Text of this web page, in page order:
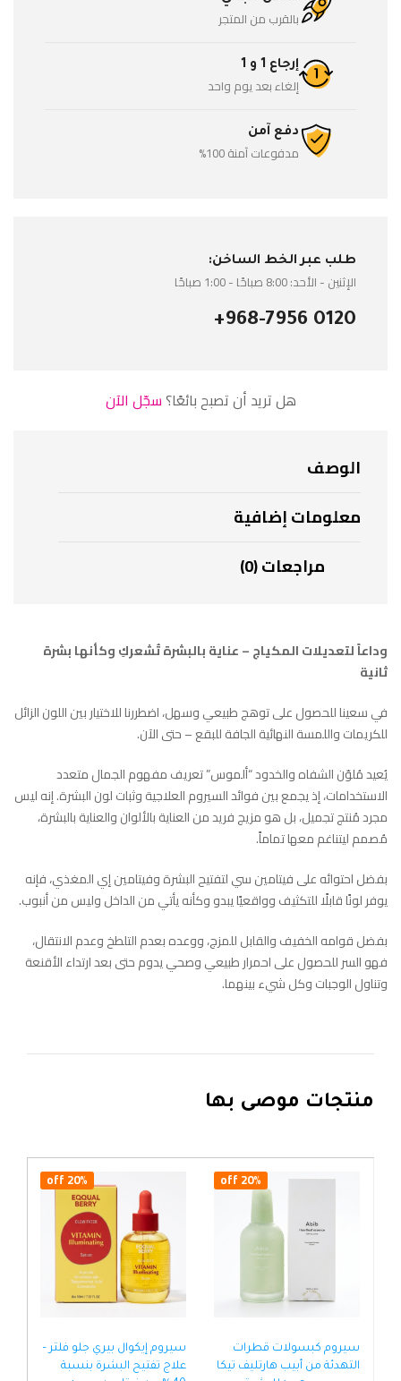
بالقرب من المتجر
إرجاع 1 و 1
إلغاء بعد يوم واحد
دفع آمن
مدفوعات آمنة 100%
طلب عبر الخط الساخن:
الإثنين - الأحد: 8:00 صباحًا - 1:00 صباحًا
+968-7956 0120
هل تريد أن تصبح بائعًا؟سجّل الآن
الوصف
معلومات إضافية
مراجعات (0)
وداعاً لتعديلات المكياج – عناية بالبشرة تُشعركِ وكأنها بشرة
ثانية
في سعينا للحصول على توهج طبيعي وسهل، اضطررنا للاختيار بين اللون الزائل
للكريمات واللمسة النهائية الجافة للبقع – حتى الآن.
يُعيد مُلوّن الشفاه والخدود “ألموس” تعريف مفهوم الجمال متعدد
الاستخدامات، إذ يجمع بين فوائد السيروم العلاجية وثبات لون البشرة. إنه ليس
مجرد مُنتج تجميل، بل هو مزيج فريد من العناية بالألوان والعناية بالبشرة،
مُصمم ليتناغم معها تماماً.
بفضل احتوائه على فيتامين سي لتفتيح البشرة وفيتامين إي المغذي، فإنه
يوفر لونًا قابلًا للتكثيف وواقعيًا يبدو وكأنه يأتي من الداخل وليس من أنبوب.
بفضل قوامه الخفيف والقابل للمزج، ووعده بعدم التلطخ وعدم الانتقال،
فهو السر للحصول على احمرار طبيعي وصحي يدوم حتى بعد ارتداء الأقنعة
وتناول الوجبات وكل شيء بينهما.
منتجات موصى بها
20% off
سيروم كبسولات قطرات
التهدئة من أبيب هارتليف تيكا
20% off
سيروم إيكوال بيري جلو فلتر –
علاج تفتيح البشرة بنسبة